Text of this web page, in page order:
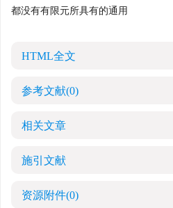
都没有有限元所具有的通用
HTML全文
参考文献(0)
相关文章
施引文献
资源附件(0)